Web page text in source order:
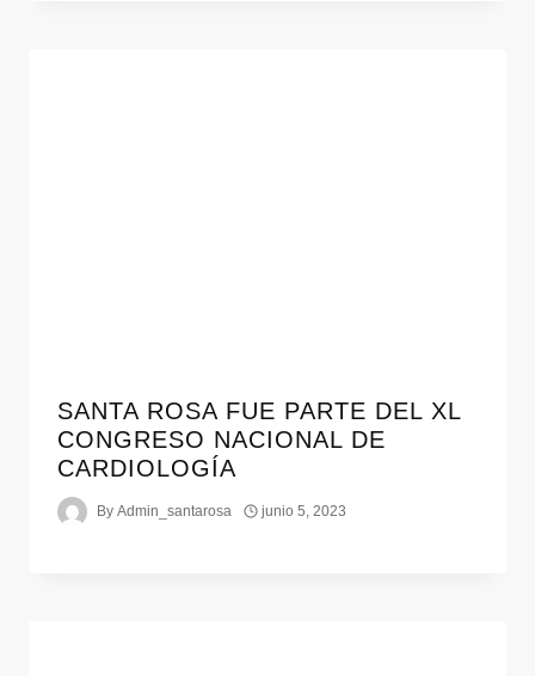
SANTA ROSA FUE PARTE DEL XL
CONGRESO NACIONAL DE
CARDIOLOGÍA
By Admin_santarosa junio 5, 2023